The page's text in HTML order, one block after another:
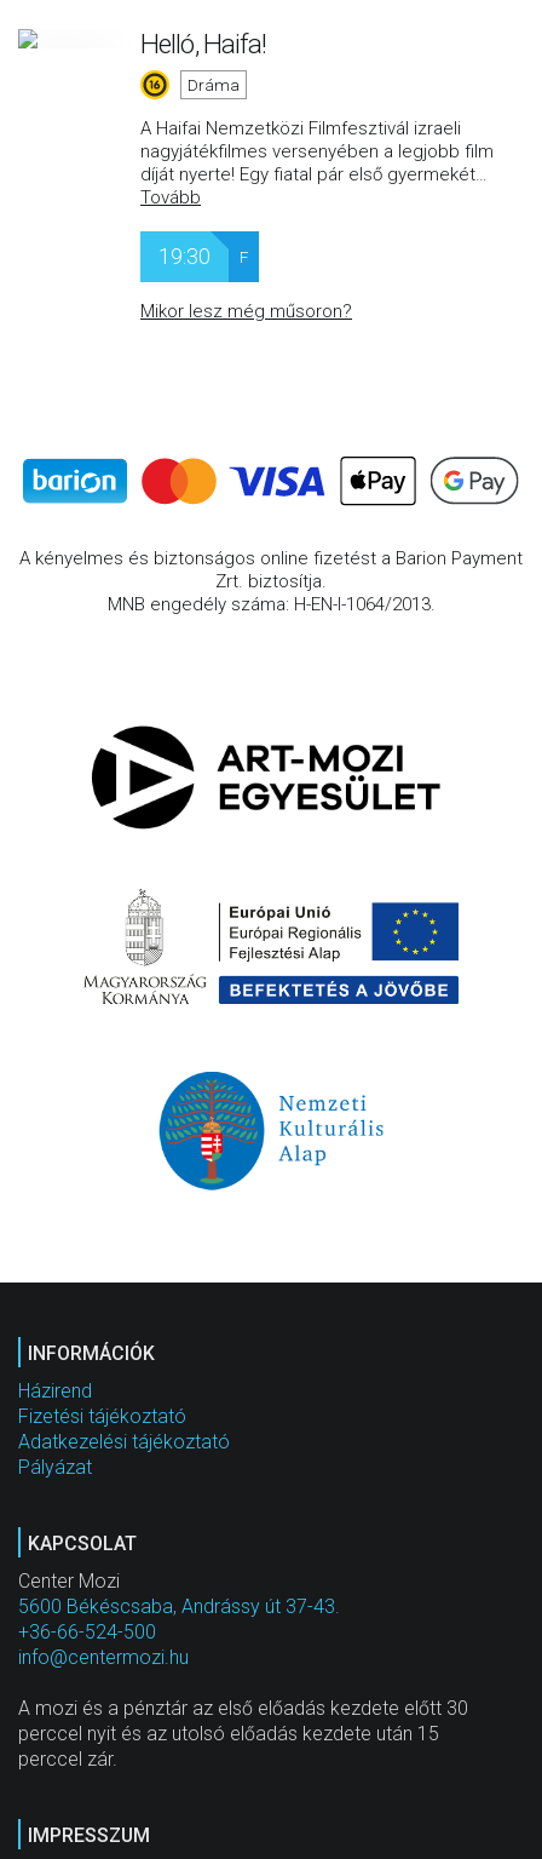
Helló, Haifa!
Dráma
A Haifai Nemzetközi Filmfesztivál izraeli
nagyjátékfilmes versenyében a legjobb film
díját nyerte! Egy fiatal pár első gyermekét…
Tovább
19:30 F
Mikor lesz még műsoron?
A kényelmes és biztonságos online fizetést a Barion Payment
Zrt. biztosítja.
MNB engedély száma: H-EN-I-1064/2013.
INFORMÁCIÓK
Házirend
Fizetési tájékoztató
Adatkezelési tájékoztató
Pályázat
KAPCSOLAT
Center Mozi
5600 Békéscsaba, Andrássy út 37-43.
+36-66-524-500
info@centermozi.hu
A mozi és a pénztár az első előadás kezdete előtt 30
perccel nyit és az utolsó előadás kezdete után 15
perccel zár.
IMPRESSZUM